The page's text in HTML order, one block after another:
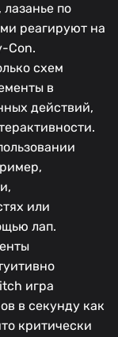
по
реагируют на
Con.
схем
в
действий,
или
лап.
игра
в секунду как
критически